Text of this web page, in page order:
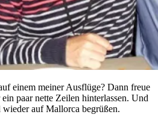
einem meiner Ausflüge? Dann freue
paar nette Zeilen hinterlassen. Und
auf Mallorca begrüßen.